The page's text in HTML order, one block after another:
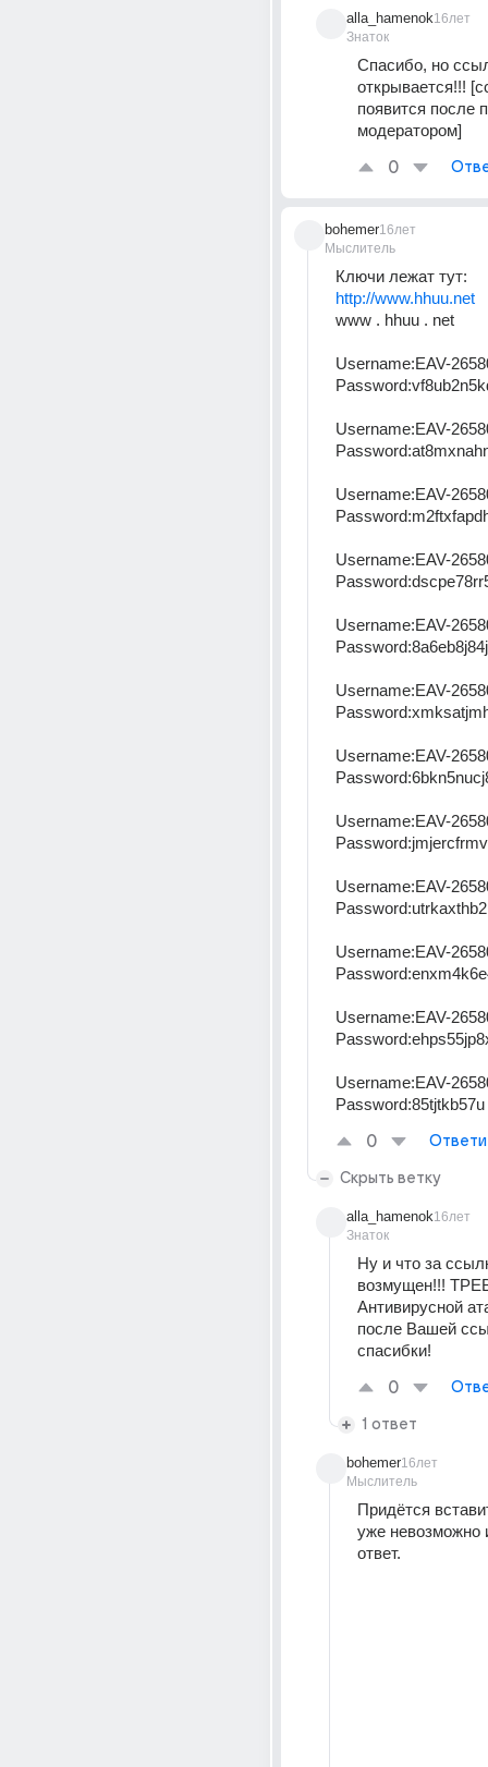
alla_hamenok
Знаток
16лет
Спасибо, но
открывается!!!
появится после
модератором]
0
bohemer
Мыслитель
16лет
Ключи лежат тут:
http://www.hhuu.net
www . hhuu . net
Username:EAV-
Username:EAV-
Username:EAV-
Username:EAV-
Username:EAV-
Username:EAV-
Username:EAV-
Username:EAV-
Username:EAV-
Username:EAV-
Username:EAV-
Username:EAV-
Password:85tjtkb57u
0
Скрыть ветку
alla_hamenok
Знаток
16лет
Ну и что за
возмущен!!!
Антивирусной
после Вашей
спасибки!
0
1 ответ
bohemer
Мыслитель
16лет
Придётся
уже невозможно
ответ.